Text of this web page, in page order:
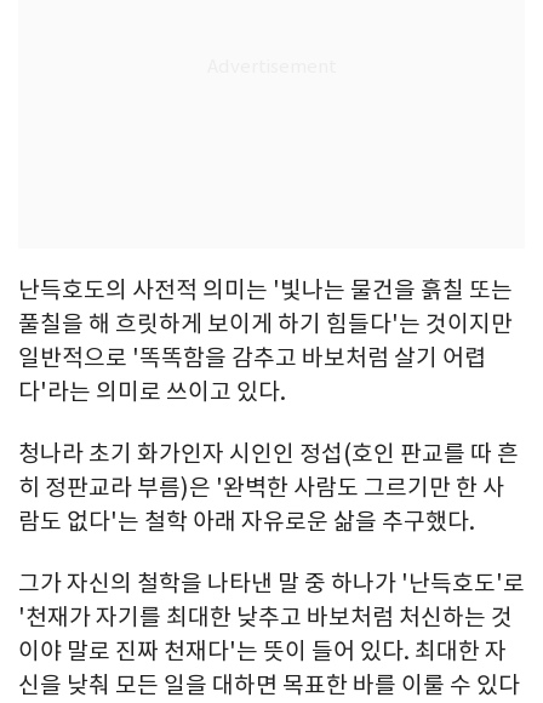
난득호도의 사전적 의미는 '빛나는 물건을 흙칠 또는
풀칠을 해 흐릿하게 보이게 하기 힘들다'는 것이지만
일반적으로 '똑똑함을 감추고 바보처럼 살기 어렵
다'라는 의미로 쓰이고 있다.
청나라 초기 화가인자 시인인 정섭(호인 판교를 따 흔
히 정판교라 부름)은 '완벽한 사람도 그르기만 한 사
람도 없다'는 철학 아래 자유로운 삶을 추구했다.
그가 자신의 철학을 나타낸 말 중 하나가 '난득호도'로
'천재가 자기를 최대한 낮추고 바보처럼 처신하는 것
이야 말로 진짜 천재다'는 뜻이 들어 있다. 최대한 자
신을 낮춰 모든 일을 대하면 목표한 바를 이룰 수 있다